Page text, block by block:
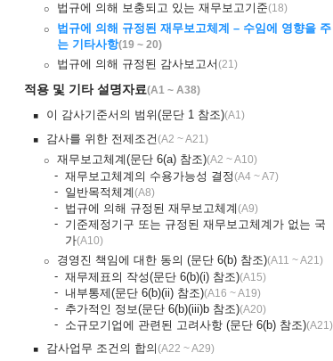
￮ 법규에 의해 보충되고 있는 재무보고기준(18)
￮
법규에 의해 규정된 재무보고체계 – 수임에 영향을 주
는 기타사항(19 ~ 20)
￮ 법규에 의해 규정된 감사보고서 (21)
적용 및 기타 설명자료(A1 ~ A38)
￭ 이 감사기준서의 범위(문단 1 참조)(A1)
￭ 감사를 위한 전제조건 (A2 ~ A21)
￮ 재무보고체계(문단 6(a) 참조)(A2 ~ A10)
- 재무보고체계의 수용가능성 결정 (A4 ~ A7)
- 일반목적체계 (A8)
- 법규에 의해 규정된 재무보고체계 (A9)
- 기준제정기구 또는 규정된 재무보고체계가 없는 국
가(A10)
￮ 경영진 책임에 대한 동의 (문단 6(b) 참조)(A11 ~ A21)
- 재무제표의 작성(문단 6(b)(i) 참조)(A15)
- 내부통제(문단 6(b)(ii) 참조)(A16 ~ A19)
- 추가적인 정보(문단 6(b)(iii)b 참조)(A20)
- 소규모기업에 관련된 고려사항 (문단 6(b) 참조)(A21)
￭ 감사업무 조건의 합의 (A22 ~ A29)